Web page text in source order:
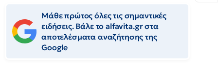
Μάθε πρώτος όλες τις σημαντικές
ειδήσεις. Βάλε το alfavita.gr στα
αποτελέσματα αναζήτησης της
Google